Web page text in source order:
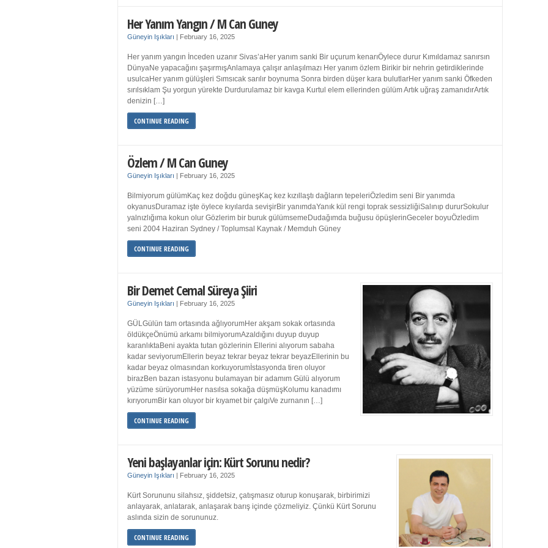
Her Yanım Yangın / M Can Guney
Güneyin Işıkları February 16, 2025
Her yanım yangın İnceden uzanır Sivas’aHer yanım sanki Bir uçurum kenarıÖylece durur Kımıldamaz sanırsın
DünyaNe yapacağını şaşırmışAnlamaya çalışır anlaşılmazı Her yanım özlem Birikir bir nehrin getirdiklerinde
usulcaHer yanım gülüşleri Sımsıcak sarılır boynuma Sonra birden düşer kara bulutlarHer yanım sanki Öfkeden
sırılsıklam Şu yorgun yürekte Durdurulamaz bir kavga Kurtul elem ellerinden gülüm Artık uğraş zamanıdırArtık
denizin […]
CONTINUE READING
Özlem / M Can Guney
Güneyin Işıkları February 16, 2025
Bilmiyorum gülümKaç kez doğdu güneşKaç kez kızıllaştı dağların tepeleriÖzledim seni Bir yanımda
okyanusDuramaz işte öylece kıyılarda sevişirBir yanımdaYanık kül rengi toprak sessizliğiSalınıp dururSokulur
yalnızlığıma kokun olur Gözlerim bir buruk gülümsemeDudağımda buğusu öpüşlerinGeceler boyuÖzledim
seni 2004 Haziran Sydney / Toplumsal Kaynak / Memduh Güney
CONTINUE READING
Bir Demet Cemal Süreya Şiiri
Güneyin Işıkları February 16, 2025
GÜLGülün tam ortasında ağlıyorumHer akşam sokak ortasında
öldükçeÖnümü arkamı bilmiyorumAzaldığını duyup duyup
karanlıktaBeni ayakta tutan gözlerinin Ellerini alıyorum sabaha
kadar seviyorumEllerin beyaz tekrar beyaz tekrar beyazEllerinin bu
kadar beyaz olmasından korkuyorumİstasyonda tiren oluyor
birazBen bazan istasyonu bulamayan bir adamım Gülü alıyorum
yüzüme sürüyorumHer nasılsa sokağa düşmüşKolumu kanadımı
kırıyorumBir kan oluyor bir kıyamet bir çalgıVe zurnanın […]
CONTINUE READING
Yeni başlayanlar için: Kürt Sorunu nedir?
Güneyin Işıkları February 16, 2025
Kürt Sorununu silahsız, şiddetsiz, çatışmasız oturup konuşarak, birbirimizi
anlayarak, anlatarak, anlaşarak barış içinde çözmeliyiz. Çünkü Kürt Sorunu
aslında sizin de sorununuz.
CONTINUE READING